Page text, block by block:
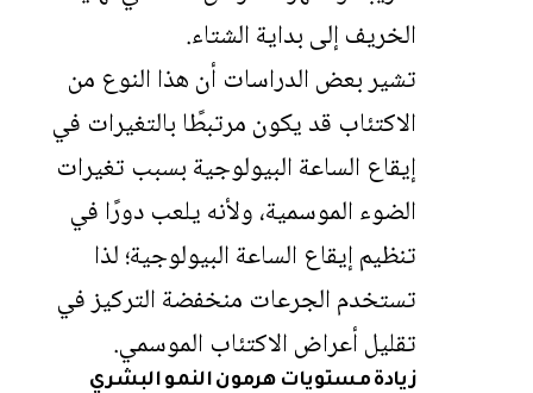
الخريف إلى بداية الشتاء.
تشير بعض الدراسات أن هذا النوع من
الاكتئاب قد يكون مرتبطًا بالتغيرات في
إيقاع الساعة البيولوجية بسبب تغيرات
الضوء الموسمية، ولأنه يلعب دورًا في
تنظيم إيقاع الساعة البيولوجية؛ لذا
تستخدم الجرعات منخفضة التركيز في
تقليل أعراض الاكتئاب الموسمي.
زيادة مستويات هرمون النمو البشري